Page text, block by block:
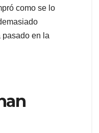
como se lo
pasado en la